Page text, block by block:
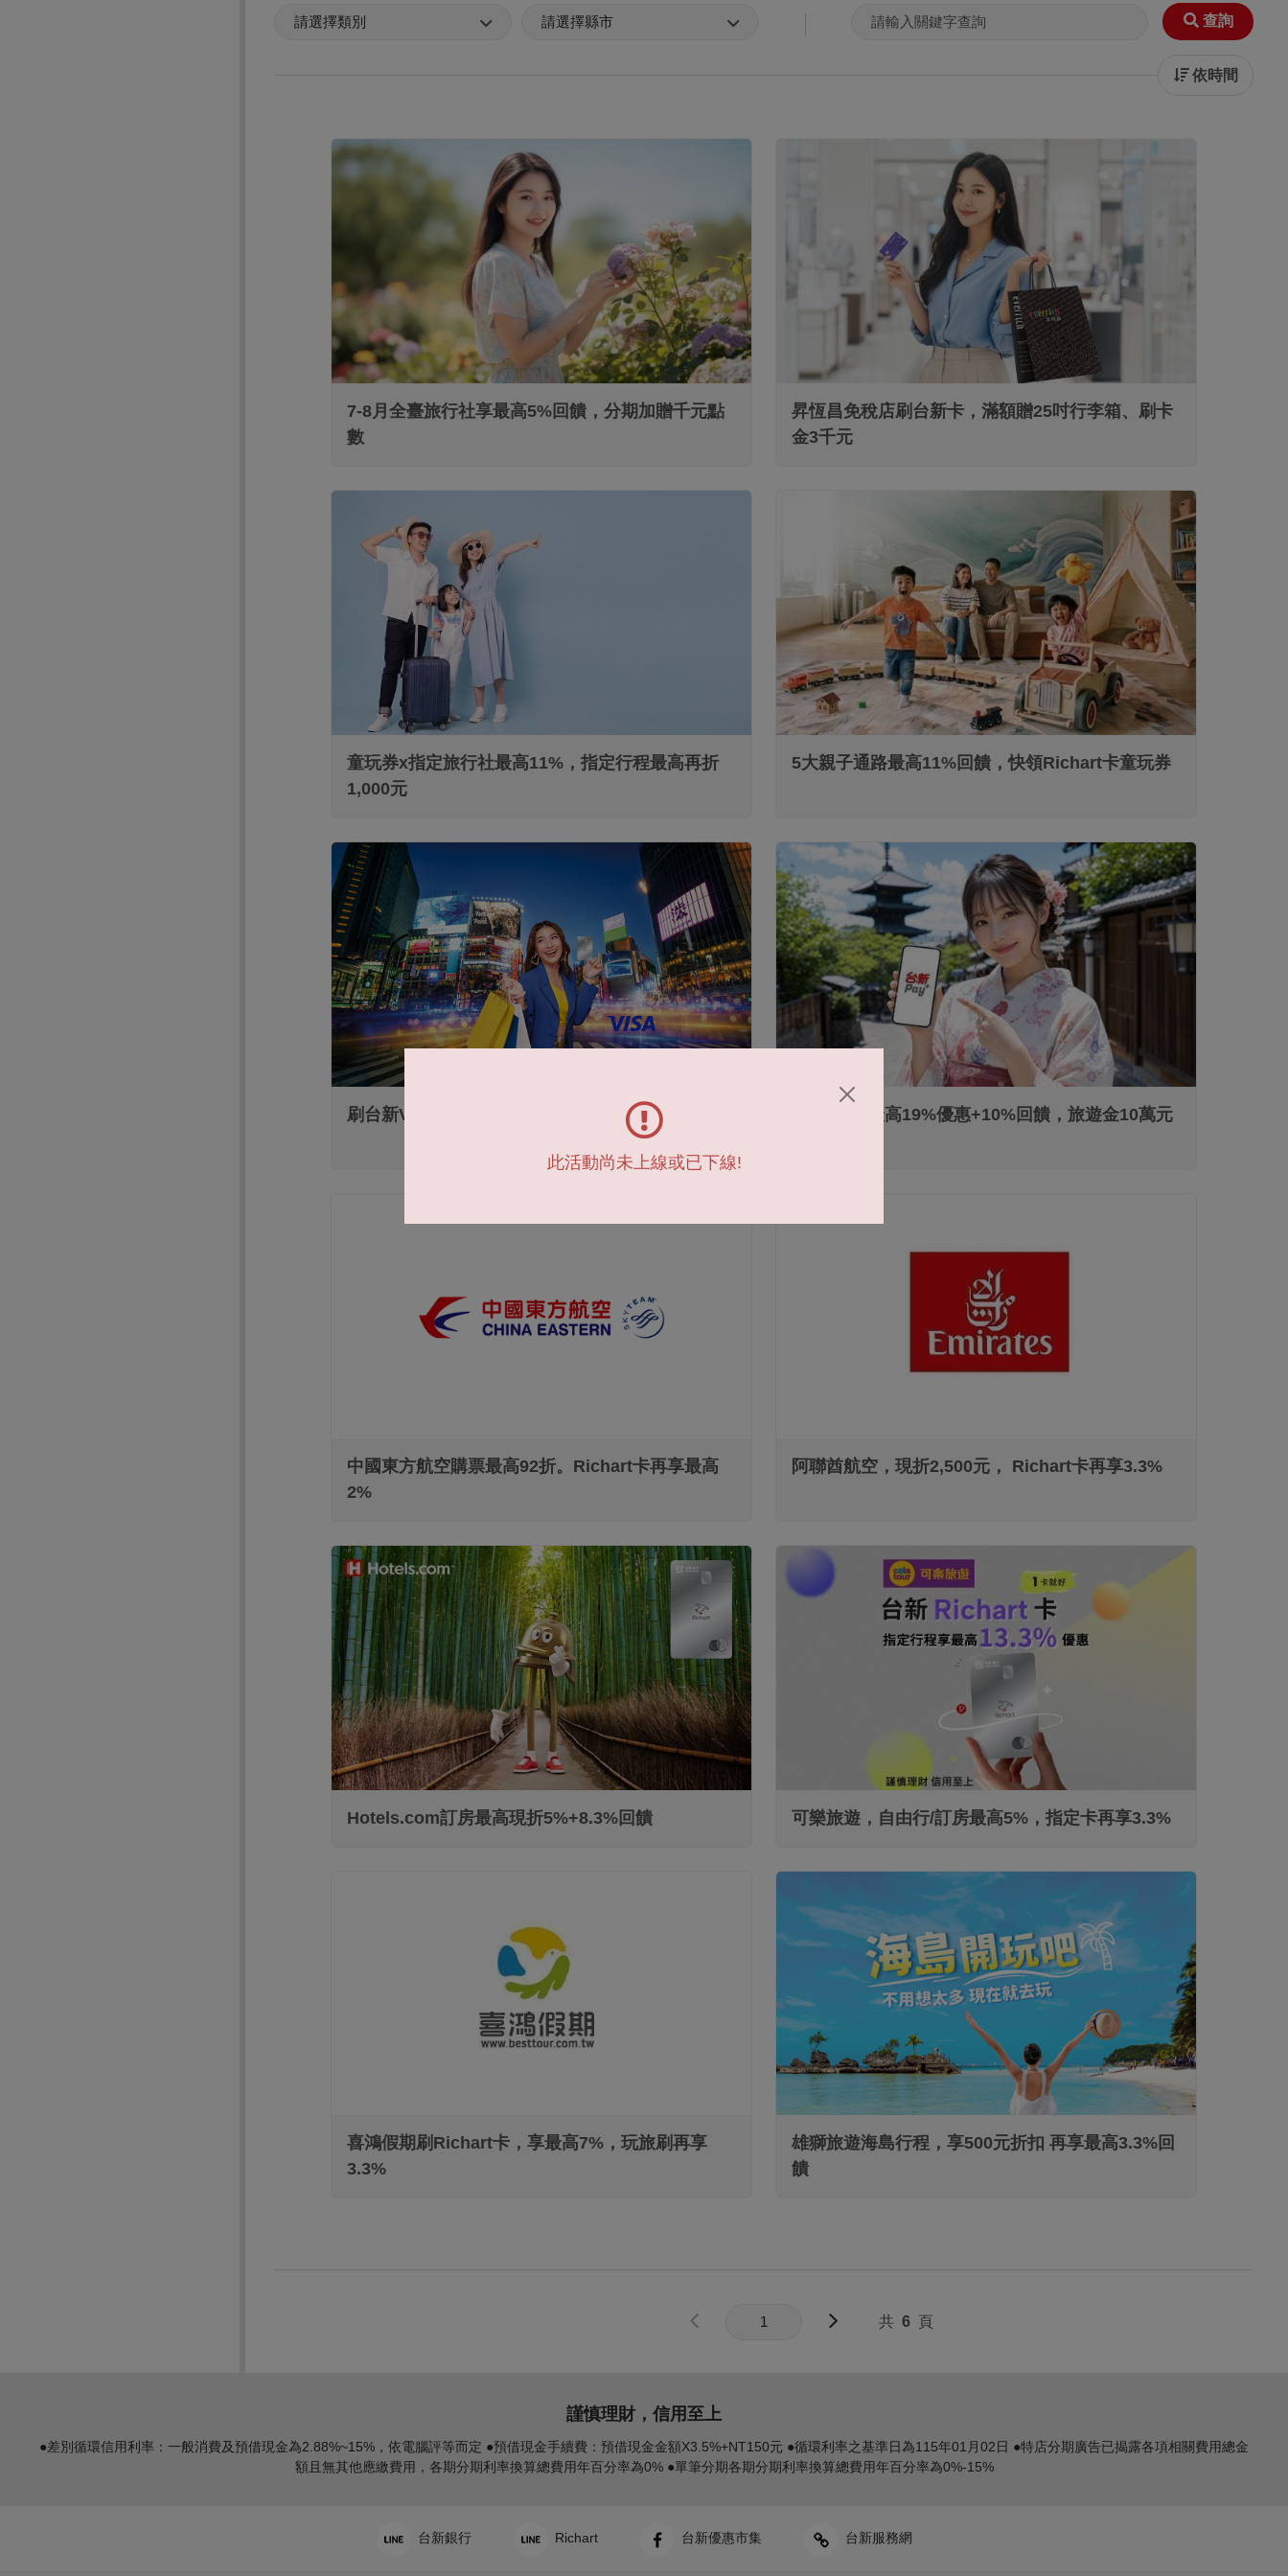
查詢
依時間
7-8月全臺旅行社享最高5%回饋，分期加贈千元點
數
信用卡
昇恆昌免稅店刷台新卡，滿額贈25吋行李箱、刷卡
金3千元
信用卡
童玩券x指定旅行社最高11%，指定行程最高再折
1,000元
信用卡
5大親子通路最高11%回饋，快領Richart卡童玩券
信用卡
刷台新Visa信用卡，海外消費最高20%
信用卡
台新Pay+最高19%優惠+10%回饋，旅遊金10萬元
信用卡
中國東方航空購票最高92折。Richart卡再享最高
2%
阿聯酋航空，現折2,500元， Richart卡再享3.3%
信用卡/簽帳金融卡
Hotels.com訂房最高現折5%+8.3%回饋
信用卡
可樂旅遊，自由行/訂房最高5%，指定卡再享3.3%
喜鴻假期刷Richart卡，享最高7%，玩旅刷再享
3.3%
雄獅旅遊海島行程，享500元折扣 再享最高3.3%回
饋
共 6 頁
此活動尚未上線或已下線!
謹慎理財，信用至上
●差別循環信用利率：一般消費及預借現金為2.88%~15%，依電腦評等而定 ●預借現金手續費：預借現金金額X3.5%+NT150元 ●循環利率之基準日為115年01月02日 ●特店分期廣告已揭露各項相關費用總金
額且無其他應繳費用，各期分期利率換算總費用年百分率為0% ●單筆分期各期分期利率換算總費用年百分率為0%-15%
台新銀行 Richart 台新優惠市集 台新服務網